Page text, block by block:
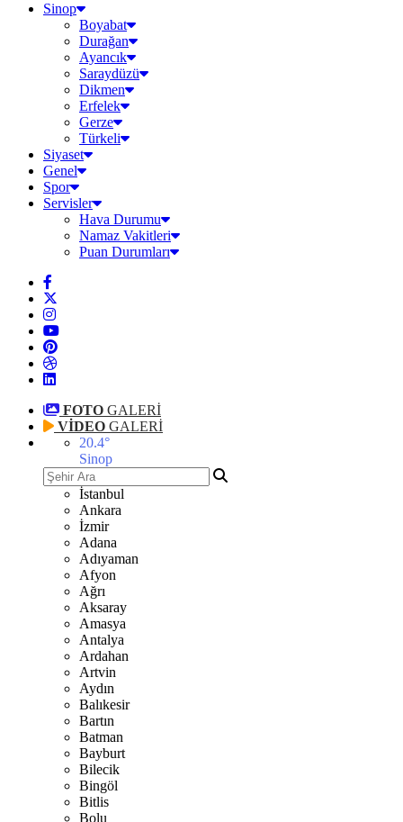
Sinop
Boyabat
Durağan
Ayancık
Saraydüzü
Dikmen
Erfelek
Gerze
Türkeli
Siyaset
Genel
Spor
Servisler
Hava Durumu
Namaz Vakitleri
Puan Durumları
FOTO GALERİ
VİDEO GALERİ
20.4°
Sinop
İstanbul
Ankara
İzmir
Adana
Adıyaman
Afyon
Ağrı
Aksaray
Amasya
Antalya
Ardahan
Artvin
Aydın
Balıkesir
Bartın
Batman
Bayburt
Bilecik
Bingöl
Bitlis
Bolu